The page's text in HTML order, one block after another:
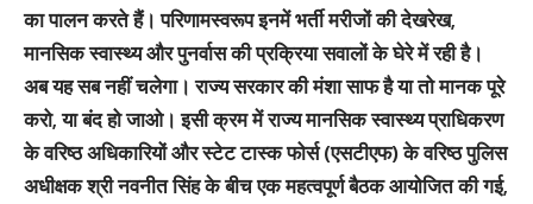
का पालन करते हैं। परिणामस्वरूप इनमें भर्ती मरीजों की देखरेख,
मानसिक स्वास्थ्य और पुनर्वास की प्रक्रिया सवालों के घेरे में रही है।
अब यह सब नहीं चलेगा। राज्य सरकार की मंशा साफ है या तो मानक पूरे
करो, या बंद हो जाओ। इसी क्रम में राज्य मानसिक स्वास्थ्य प्राधिकरण
के वरिष्ठ अधिकारियों और स्टेट टास्क फोर्स (एसटीएफ) के वरिष्ठ पुलिस
अधीक्षक श्री नवनीत सिंह के बीच एक महत्वपूर्ण बैठक आयोजित की गई,